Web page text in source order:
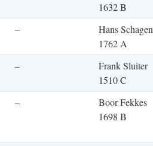
1632 B
–
Hans Schagen
1762 A
–
Frank Sluiter
1510 C
–
Boor Fekkes
1698 B